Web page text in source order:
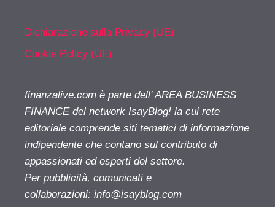
Dichiarazione sulla Privacy (UE)
Cookie Policy (UE)
finanzalive.com è parte dell' AREA BUSINESS
FINANCE del network IsayBlog! la cui rete
editoriale comprende siti tematici di informazione
indipendente che contano sul contributo di
appassionati ed esperti del settore.
Per pubblicità, comunicati e
collaborazioni: info@isayblog.com